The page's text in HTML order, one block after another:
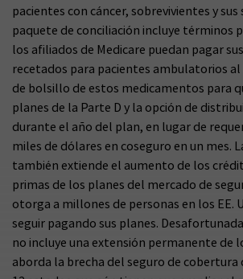
pacientes con cáncer, sobrevivientes y sus
paquete de conciliación incluye términos
los afiliados de Medicare puedan pagar
recetados para pacientes ambulatorios
de bolsillo de estos medicamentos para
planes de la Parte D y la opción de
durante el año del plan, en lugar de
miles de dólares en coseguro en un mes.
también extiende el aumento de los
primas de los planes del mercado de
otorga a millones de personas en los EE.
seguir pagando sus planes.
no incluye una extensión permanente de
aborda la brecha del seguro de cobertura